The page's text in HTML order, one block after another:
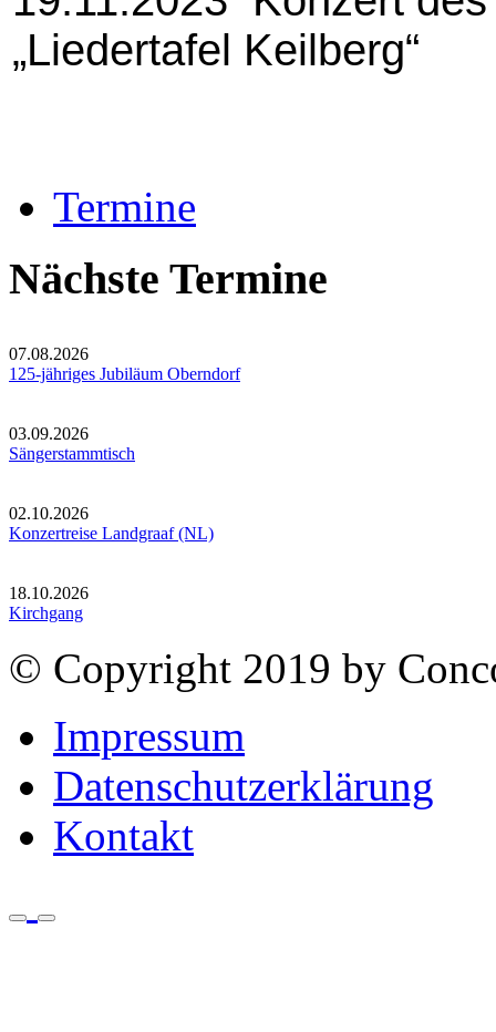
„Liedertafel Keilberg“
Termine
Nächste Termine
07.08.2026
125-jähriges Jubiläum Oberndorf
03.09.2026
Sängerstammtisch
02.10.2026
Konzertreise Landgraaf (NL)
18.10.2026
Kirchgang
© Copyright 2019 by
Impressum
Datenschutzerklärung
Kontakt